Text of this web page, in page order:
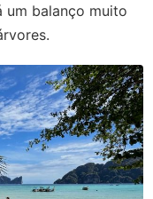
um balanço muito